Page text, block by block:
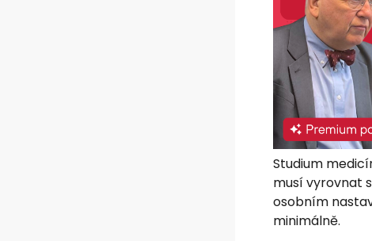
Studium
musí vyrovnat
osobním
minimálně.